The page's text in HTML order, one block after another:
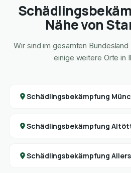
Nähe von
Wir sind im gesamten Bundesland
einige weitere Orte in
Schädlingsbekämpfung
Schädlingsbekämpfung
Schädlingsbekämpfung